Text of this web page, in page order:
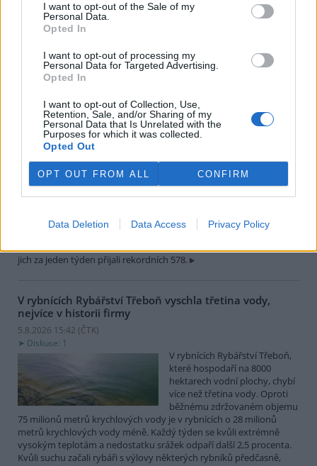
I want to opt-out of the Sale of my
Personal Data.
Opted In
I want to opt-out of processing my
Personal Data for Targeted Advertising.
Opted In
I want to opt-out of Collection, Use,
Retention, Sale, and/or Sharing of my
Personal Data that Is Unrelated with the
Purposes for which it was collected.
Opted Out
OPT OUT FROM ALL CONFIRM
Data Deletion Data Access Privacy Policy
pobřežní stráž s policií zabavily
jejich loď, která pronásledovala velrybářské plavidlo. Pasažéři lodi
patřící nadaci kanadsko-amerického ekologického aktivisty Paula
Watsona jsou od té doby zadržováni v Reykjavíku. Sám Watson na
palubě nebyl. Píše o tom agentura AFP s odvoláním na islandskou
policii.
Záchranná stanice v Praze přijímá kvůli vedrům více
volně žijících zvířat
5.8.2026 17:40 | PRAHA (
teplotám pracovníci pražské
záchranné stanice pro volně
žijící živočichy přijímají více
dehydratovaná a vysílená mláďata ptáků nebo veverek. ČTK to
sdělila mluvčí stanice Petra Fišerová. Během současné vlny veder
jich za jeden týden přijali rekordních 578.
V rybnících Rybářství Třeboň vyschla třetina vody,
nejvíce v historii firmy
5.8.2026 15:42 (ČTK)
Diskuse: 1
V rybnících Rybářství Třeboň,
které hospodaří na 8000
hektarech vodní plochy, chybí
více než třetina vody. Oproti
běžnému zdržovaném objemu
75 milionů metrů krychlových vody je v rybnících o 28 milionů
metrů krychlových vody méně. Každý týden se kvůli extrémně
vysokým teplotám a nedostatku srážek odpaří další 2,5 procenta.
Kvůli suchu začali rybáři s výlovy některých rybníků předčasně,